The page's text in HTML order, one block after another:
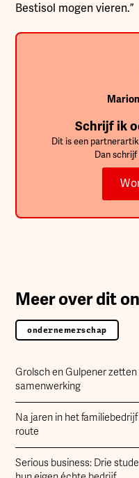
Bestisol mogen vieren.”
Schrijf ik
Dit is een
Dan
Meer over dit
ondernemerschap
Grolsch en Gulpener
samenwerking
Na jaren in het
route
Serious business: Drie